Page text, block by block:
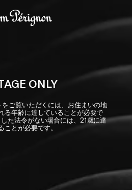
ONLY
をご覧いただくには、お住まいの地
る年齢に達していることが必要で
た法令がない場合には、21歳に達
ことが必要です。